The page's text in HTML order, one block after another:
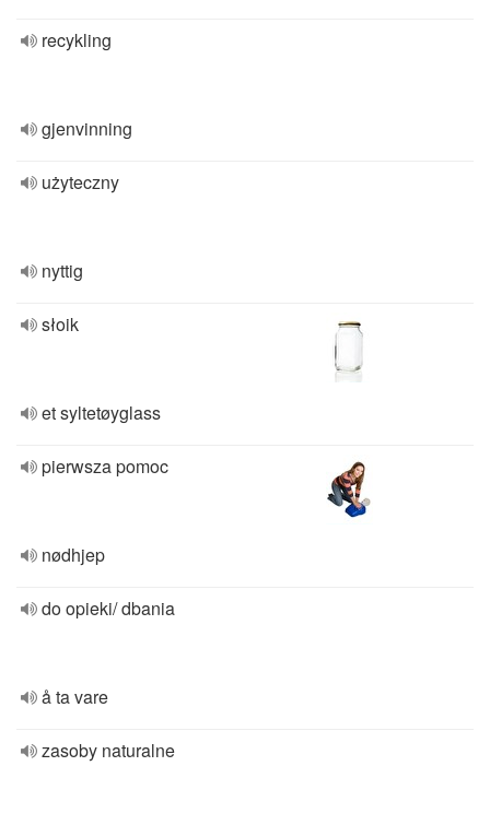
recykling
gjenvinning
użyteczny
nyttig
słoik
et syltetøyglass
pierwsza pomoc
nødhjep
do opieki/ dbania
å ta vare
zasoby naturalne